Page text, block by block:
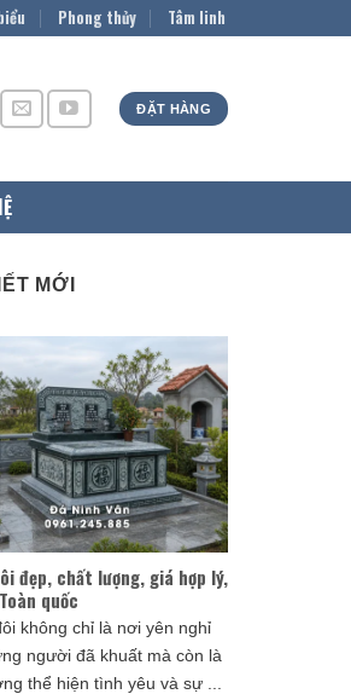
Phong thủy Tâm linh
ĐẶT HÀNG
MỚI
đẹp, chất lượng, giá hợp lý,
quốc
không chỉ là nơi yên nghỉ
người đã khuất mà còn là
thể hiện tình yêu và sự ...